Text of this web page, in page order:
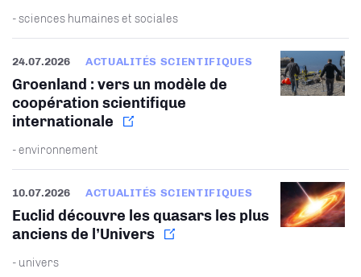
- sciences humaines et sociales
24.07.2026 ACTUALITÉS SCIENTIFIQUES
Groenland : vers un modèle de
coopération scientifique
internationale
- environnement
10.07.2026 ACTUALITÉS SCIENTIFIQUES
Euclid découvre les quasars les plus
anciens de l’Univers
- univers